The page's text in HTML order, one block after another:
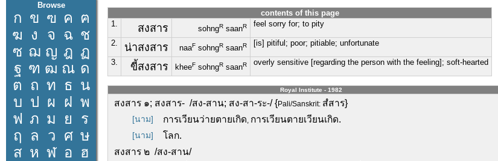
Browse
ก ข ฃ ค ฅ
ฆ ง จ ฉ ช
ซ ฌ ญ ฎ ฏ
ฐ ฑ ฒ ณ ด
ต ถ ท ธ น
บ ป ผ ฝ พ
ฟ ภ ม ย
ร
ฤ
ล ว ศ ษ
ส ห ฬ อ ฮ
contents of this page
1.
สงสาร sohngR saanR feel sorry for; to pity
2. น่าสงสาร naaF sohngR saanR [is] pitiful; poor; pitiable; unfortunate
3. ขี้สงสาร kheeF sohngR saanR overly sensitive [regarding the person with the feeling]; soft-hearted
Royal Institute - 1982
สงสาร ๑; สงสาร- /สง-สาน; สง-สา-ระ-/ {Pali/Sanskrit: สํสาร}
[นาม] การเวียนว่ายตายเกิด, การเวียนตายเวียนเกิด.
[นาม]
โลก.
สงสาร ๒ /สง-สาน/